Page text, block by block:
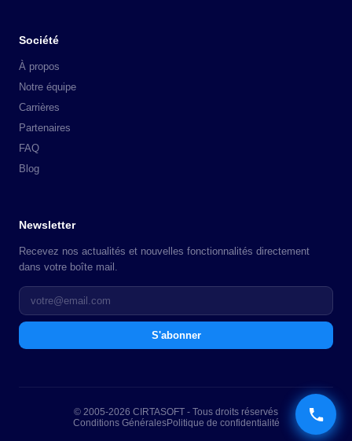
Société
À propos
Notre équipe
Carrières
Partenaires
FAQ
Blog
Newsletter
Recevez nos actualités et nouvelles fonctionnalités directement
dans votre boîte mail.
S'abonner
© 2005-2026 CIRTASOFT - Tous droits réservés
Conditions GénéralesPolitique de confidentialité